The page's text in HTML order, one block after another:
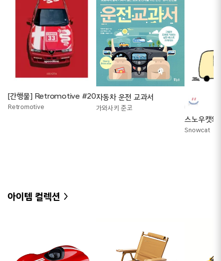
[간행물] Retromotive #20
Retromotive
자동차 운전 교과서
가와사키 준코
스노우캣의
Snowcat
아이템 컬렉션